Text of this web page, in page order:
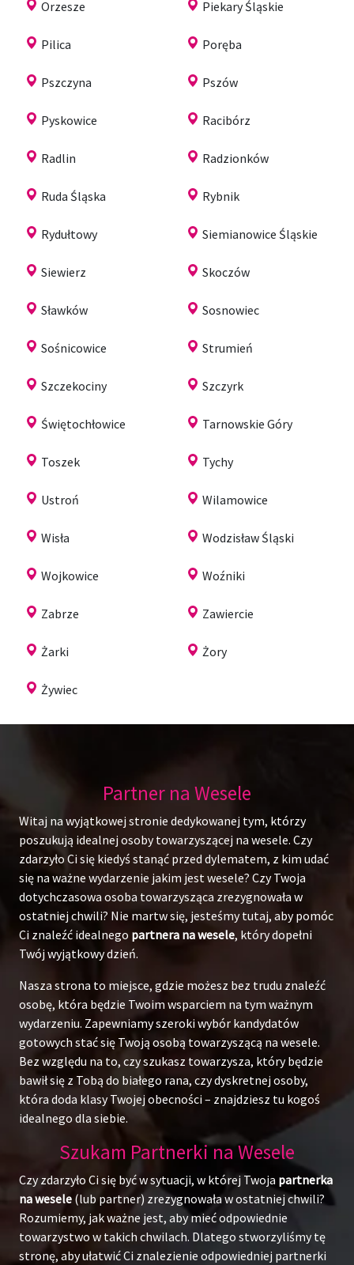
Orzesze Piekary Śląskie
Pilica Poręba
Pszczyna Pszów
Pyskowice Racibórz
Radlin Radzionków
Ruda Śląska Rybnik
Rydułtowy Siemianowice Śląskie
Siewierz Skoczów
Sławków Sosnowiec
Sośnicowice Strumień
Szczekociny Szczyrk
Świętochłowice Tarnowskie Góry
Toszek Tychy
Ustroń Wilamowice
Wisła Wodzisław Śląski
Wojkowice Woźniki
Zabrze Zawiercie
Żarki Żory
Żywiec
Partner na Wesele
Witaj na wyjątkowej stronie dedykowanej tym, którzy
poszukują idealnej osoby towarzyszącej na wesele. Czy
zdarzyło Ci się kiedyś stanąć przed dylematem, z kim udać
się na ważne wydarzenie jakim jest wesele? Czy Twoja
dotychczasowa osoba towarzysząca zrezygnowała w
ostatniej chwili? Nie martw się, jesteśmy tutaj, aby pomóc
Ci znaleźć idealnego partnera na wesele, który dopełni
Twój wyjątkowy dzień.
Nasza strona to miejsce, gdzie możesz bez trudu znaleźć
osobę, która będzie Twoim wsparciem na tym ważnym
wydarzeniu. Zapewniamy szeroki wybór kandydatów
gotowych stać się Twoją osobą towarzyszącą na wesele.
Bez względu na to, czy szukasz towarzysza, który będzie
bawił się z Tobą do białego rana, czy dyskretnej osoby,
która doda klasy Twojej obecności – znajdziesz tu kogoś
idealnego dla siebie.
Szukam Partnerki na Wesele
Czy zdarzyło Ci się być w sytuacji, w której Twoja partnerka
na wesele (lub partner) zrezygnowała w ostatniej chwili?
Rozumiemy, jak ważne jest, aby mieć odpowiednie
towarzystwo w takich chwilach. Dlatego stworzyliśmy tę
stronę, aby ułatwić Ci znalezienie odpowiedniej partnerki